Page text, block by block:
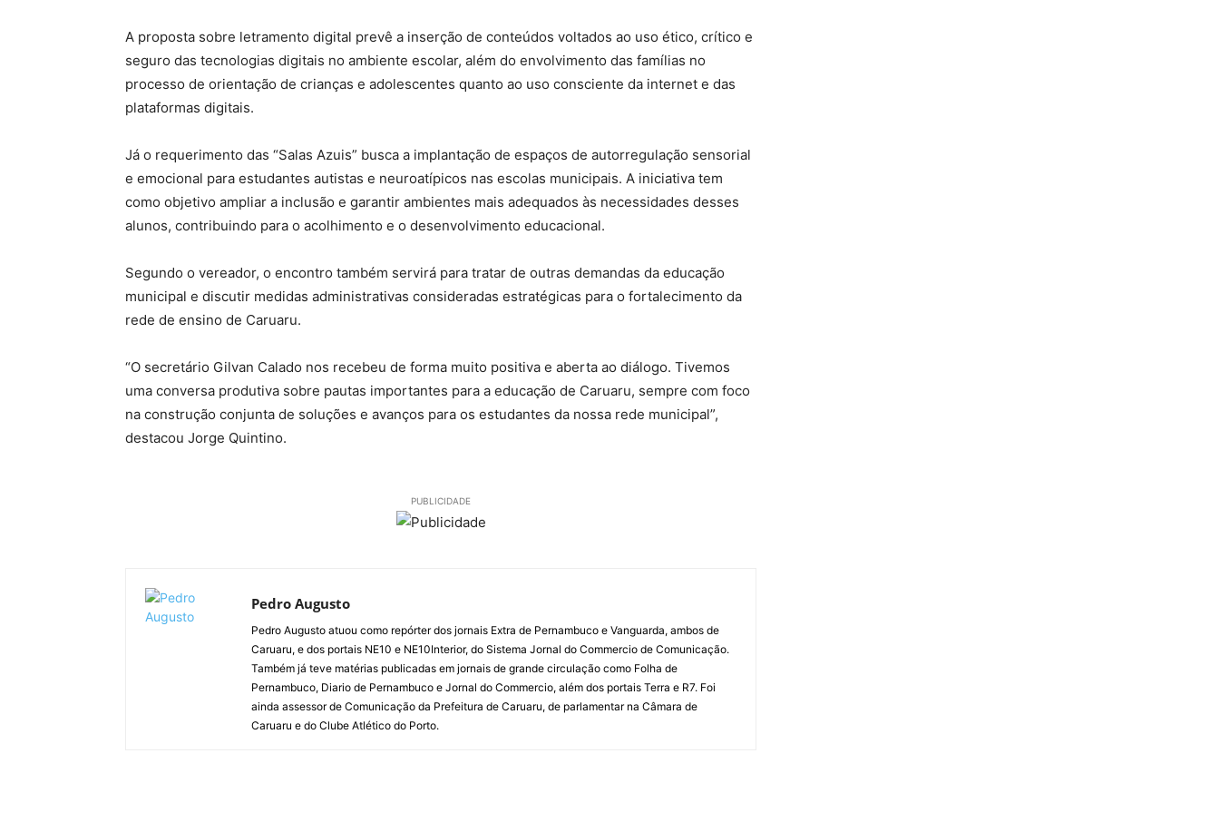
A proposta sobre letramento digital prevê a inserção de conteúdos voltados ao uso ético, crítico e
seguro das tecnologias digitais no ambiente escolar, além do envolvimento das famílias no
processo de orientação de crianças e adolescentes quanto ao uso consciente da internet e das
plataformas digitais.
Já o requerimento das “Salas Azuis” busca a implantação de espaços de autorregulação sensorial
e emocional para estudantes autistas e neuroatípicos nas escolas municipais. A iniciativa tem
como objetivo ampliar a inclusão e garantir ambientes mais adequados às necessidades desses
alunos, contribuindo para o acolhimento e o desenvolvimento educacional.
Segundo o vereador, o encontro também servirá para tratar de outras demandas da educação
municipal e discutir medidas administrativas consideradas estratégicas para o fortalecimento da
rede de ensino de Caruaru.
“O secretário Gilvan Calado nos recebeu de forma muito positiva e aberta ao diálogo. Tivemos
uma conversa produtiva sobre pautas importantes para a educação de Caruaru, sempre com foco
na construção conjunta de soluções e avanços para os estudantes da nossa rede municipal”,
destacou Jorge Quintino.
PUBLICIDADE
Pedro Augusto
Pedro Augusto atuou como repórter dos jornais Extra de Pernambuco e Vanguarda, ambos de
Caruaru, e dos portais NE10 e NE10Interior, do Sistema Jornal do Commercio de Comunicação.
Também já teve matérias publicadas em jornais de grande circulação como Folha de
Pernambuco, Diario de Pernambuco e Jornal do Commercio, além dos portais Terra e R7. Foi
ainda assessor de Comunicação da Prefeitura de Caruaru, de parlamentar na Câmara de
Caruaru e do Clube Atlético do Porto.